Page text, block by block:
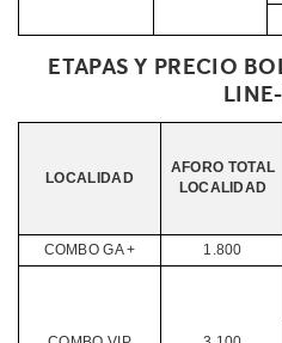
ETAPAS Y PRECIO
LOCALIDAD
AFORO TOTAL
LOCALIDAD
COMBO GA +
1.800